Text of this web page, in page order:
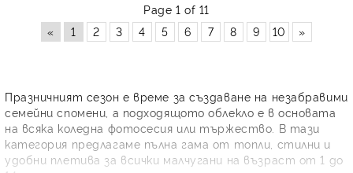
Page 1 of 11
«
1 2 3 4 5 6 7 8 9 10 »
Празничният сезон е време за създаване на незабравими
семейни спомени, а подходящото облекло е в основата
на всяка коледна фотосесия или тържество. В тази
категория предлагаме пълна гама от топли, стилни и
удобни плетива за всички малчугани на възраст от 1 до